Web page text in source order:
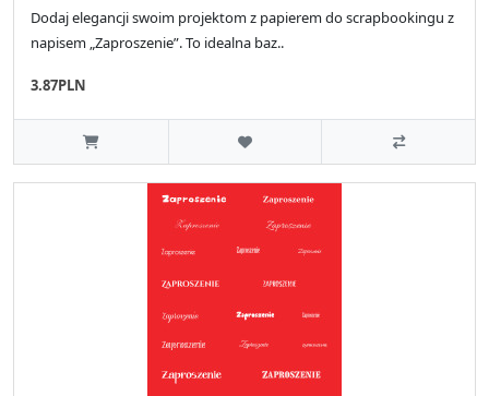
Dodaj elegancji swoim projektom z papierem do scrapbookingu z
napisem „Zaproszenie”. To idealna baz..
3.87PLN